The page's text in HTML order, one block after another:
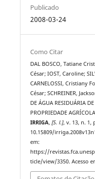
Publicado
2008-03-24
Como Citar
DAL BOSCO, Tatiane
César; IOST, Caroline;
CARNELOSSI, Cristiany
César; SCHREINER,
DE ÁGUA RESIDUÁRIA
PROPRIEDADE
IRRIGA,[S. l.], v. 13, n. 1,
10.15809/
em:
https://
ticle/view/3350. Acesso